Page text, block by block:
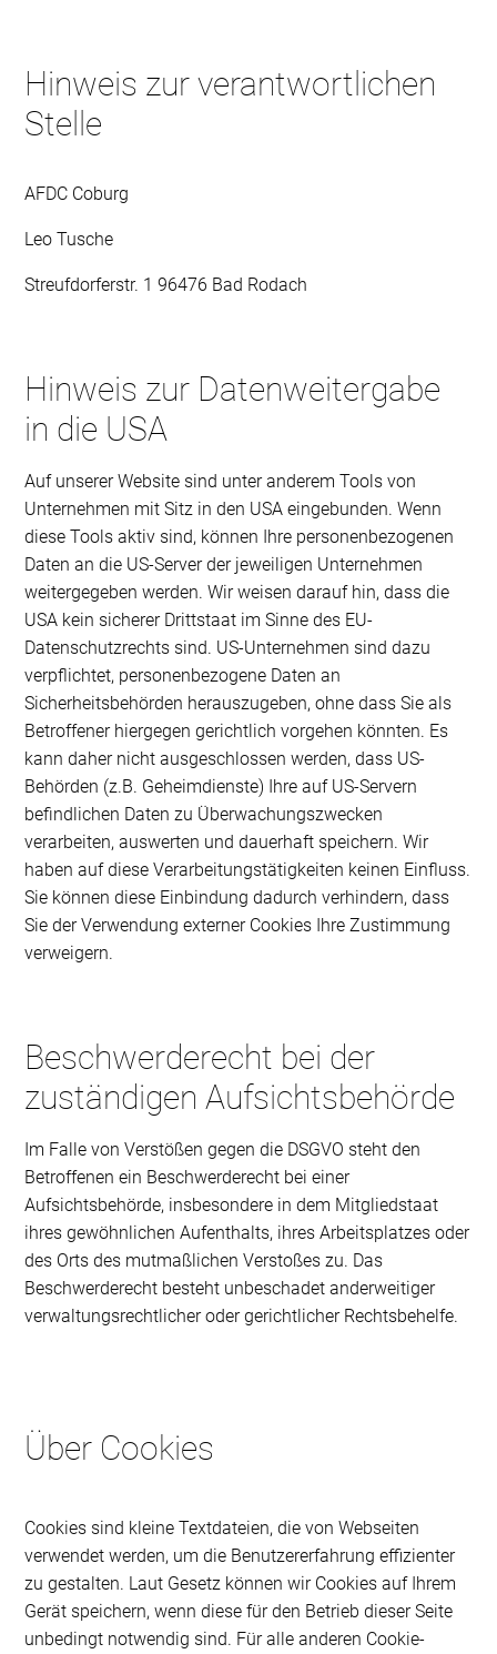
Hinweis zur verantwortlichen
Stelle
AFDC Coburg
Leo Tusche
Streufdorferstr. 1 96476 Bad Rodach
Hinweis zur Datenweitergabe
in die USA
Auf unserer Website sind unter anderem Tools von
Unternehmen mit Sitz in den USA eingebunden. Wenn
diese Tools aktiv sind, können Ihre personenbezogenen
Daten an die US-Server der jeweiligen Unternehmen
weitergegeben werden. Wir weisen darauf hin, dass die
USA kein sicherer Drittstaat im Sinne des EU-
Datenschutzrechts sind. US-Unternehmen sind dazu
verpflichtet, personenbezogene Daten an
Sicherheitsbehörden herauszugeben, ohne dass Sie als
Betroffener hiergegen gerichtlich vorgehen könnten. Es
kann daher nicht ausgeschlossen werden, dass US-
Behörden (z.B. Geheimdienste) Ihre auf US-Servern
befindlichen Daten zu Überwachungszwecken
verarbeiten, auswerten und dauerhaft speichern. Wir
haben auf diese Verarbeitungstätigkeiten keinen Einfluss.
Sie können diese Einbindung dadurch verhindern, dass
Sie der Verwendung externer Cookies Ihre Zustimmung
verweigern.
Beschwerderecht bei der
zuständigen Aufsichtsbehörde
Im Falle von Verstößen gegen die DSGVO steht den
Betroffenen ein Beschwerderecht bei einer
Aufsichtsbehörde, insbesondere in dem Mitgliedstaat
ihres gewöhnlichen Aufenthalts, ihres Arbeitsplatzes oder
des Orts des mutmaßlichen Verstoßes zu. Das
Beschwerderecht besteht unbeschadet anderweitiger
verwaltungsrechtlicher oder gerichtlicher Rechtsbehelfe.
Über Cookies
Cookies sind kleine Textdateien, die von Webseiten
verwendet werden, um die Benutzererfahrung effizienter
zu gestalten. Laut Gesetz können wir Cookies auf Ihrem
Gerät speichern, wenn diese für den Betrieb dieser Seite
unbedingt notwendig sind. Für alle anderen Cookie-